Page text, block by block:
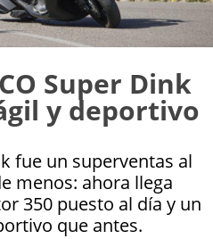
Super Dink
y deportivo
fue un superventas al
menos: ahora llega
350 puesto al día y un
que antes.